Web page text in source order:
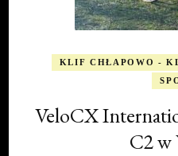
KLIF CHŁAPOWO -
VeloCX
C2 w